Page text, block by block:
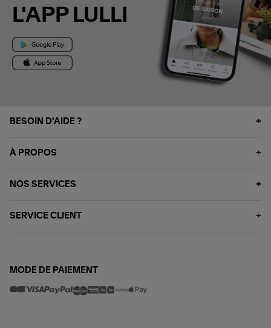
L'APP LULLI
BESOIN D'AIDE ?
À PROPOS
NOS SERVICES
SERVICE CLIENT
MODE DE PAIEMENT